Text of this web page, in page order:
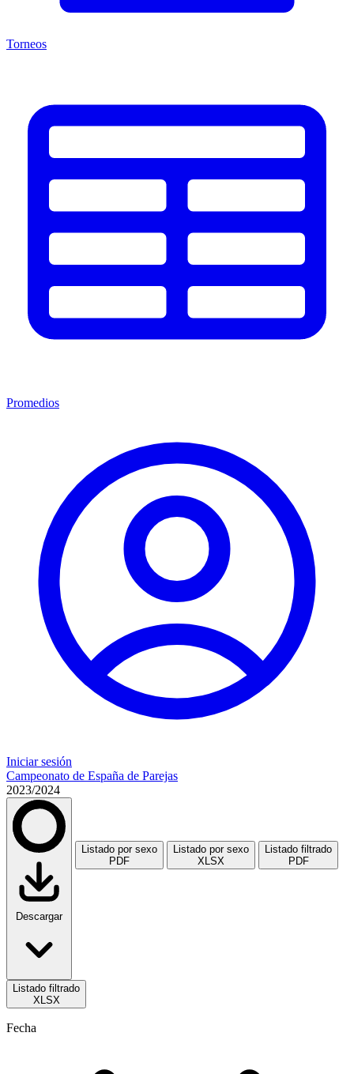
Torneos
Promedios
Iniciar sesión
Campeonato de España de Parejas
2023/2024
Descargar
Listado por sexo
PDF
Listado por sexo
XLSX
Listado filtrado
PDF
Listado filtrado
XLSX
Fecha